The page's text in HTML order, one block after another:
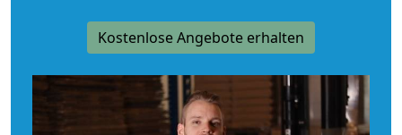
Kostenlose Angebote erhalten